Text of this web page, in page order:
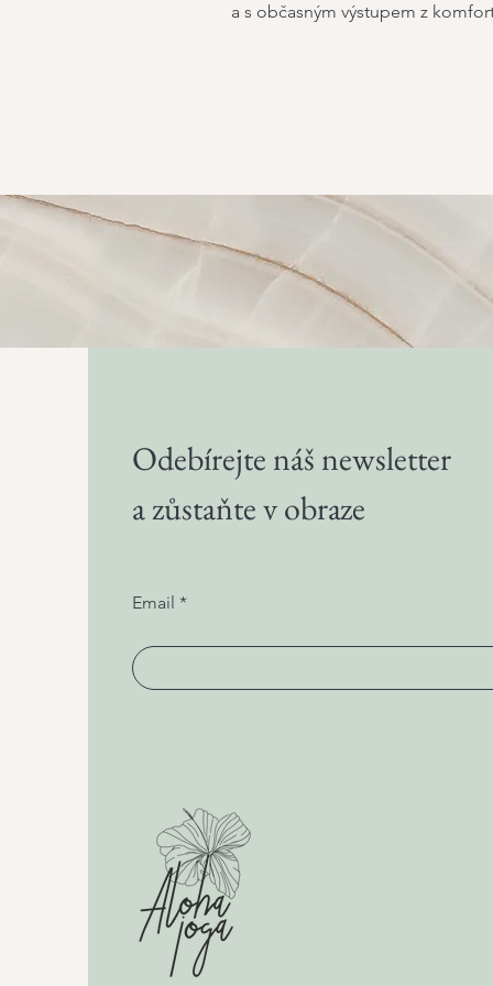
a s občasným výstupem z
Odebírejte náš newsletter
a zůstaňte v obraze
Email